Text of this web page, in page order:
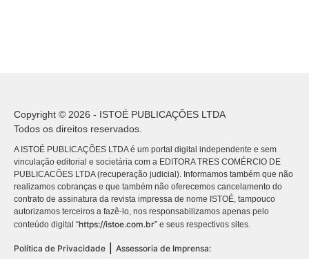
Copyright © 2026 - ISTOÉ PUBLICAÇÕES LTDA
Todos os direitos reservados.
A ISTOÉ PUBLICAÇÕES LTDA é um portal digital independente e sem
vinculação editorial e societária com a EDITORA TRES COMÉRCIO DE
PUBLICACÕES LTDA (recuperação judicial). Informamos também que não
realizamos cobranças e que também não oferecemos cancelamento do
contrato de assinatura da revista impressa de nome ISTOÉ, tampouco
autorizamos terceiros a fazê-lo, nos responsabilizamos apenas pelo
conteúdo digital “https://istoe.com.br” e seus respectivos sites.
Política de Privacidade Assessoria de Imprensa: